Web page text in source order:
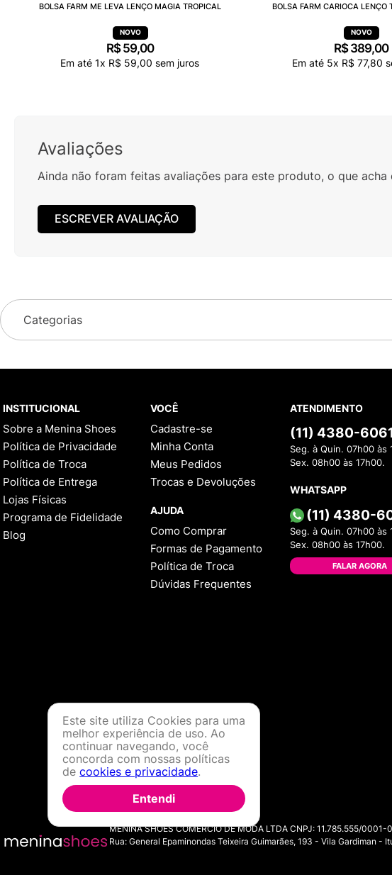
BOLSA FARM ME LEVA LENÇO MAGIA TROPICAL
R$ 59,00
Em até 1x R$ 59,00 sem juros
BOLSA FARM CARIOCA LENÇO
R$ 389,00
Em até 5x R$ 77,80
Avaliações
Ainda não foram feitas avaliações para este produto, o que acha
ESCREVER AVALIAÇÃO
Categorias
INSTITUCIONAL
Sobre a Menina Shoes
Política de Privacidade
Política de Troca
Política de Entrega
Lojas Físicas
Programa de Fidelidade
Blog
VOCÊ
Cadastre-se
Minha Conta
Meus Pedidos
Trocas e Devoluções
AJUDA
Como Comprar
Formas de Pagamento
Política de Troca
Dúvidas Frequentes
ATENDIMENTO
(11) 4380-
Seg. à Quin. 07h00 às
Sex. 08h00 às 17h00.
WHATSAPP
(11) 4380-
Seg. à Quin. 07h00 às
Sex. 08h00 às 17h00.
FALAR AGORA
MENINA SHOES COMERCIO DE MODA LTDA CNPJ: 11.785.555/0001-
Rua: General Epaminondas Teixeira Guimarães, 193 - Vila Gardiman -
Este site utiliza Cookies para uma
melhor experiência de uso. Ao
continuar navegando, você
concorda com nossas políticas
decookies e privacidade.
Entendi